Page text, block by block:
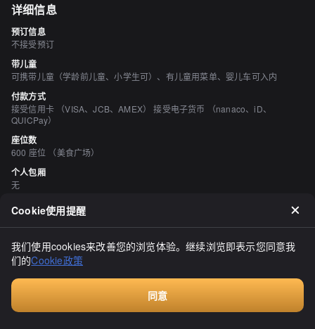
详细信息
预订信息
不接受预订
带儿童
可携带儿童（学龄前儿童、小学生可）、有儿童用菜单、婴儿车可入内
付款方式
接受信用卡 （VISA、JCB、AMEX） 接受电子货币 （nanaco、iD、
QUICPay）
座位数
600 座位 （美食广场）
个人包厢
无
吸烟与禁烟
所有座位均禁止吸烟
有 札幌有雄停车场
空间与设备
有吧台座位、无障碍设施、有电源插座、有免费Wi-Fi、可供轮椅进店
Cookie使用提醒
我们使用cookies来改善您的浏览体验。继续浏览即表示您同意我
们的Cookie政策
同意